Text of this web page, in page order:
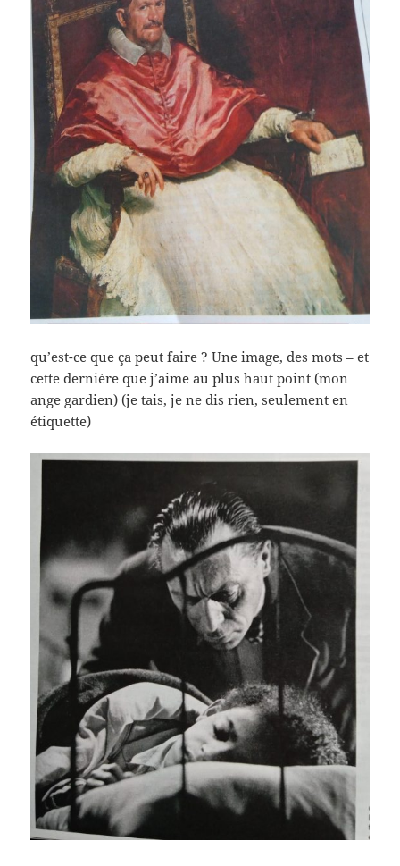
qu’est-ce que ça peut faire ? Une image, des mots – et
cette dernière que j’aime au plus haut point (mon
ange gardien) (je tais, je ne dis rien, seulement en
étiquette)